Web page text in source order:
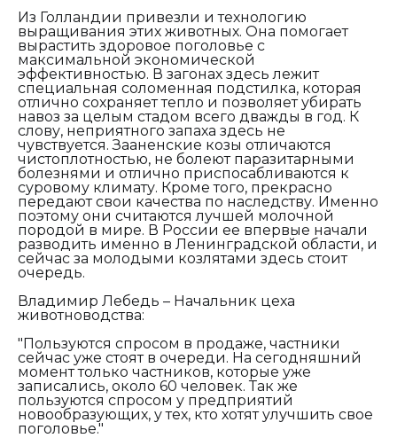
Из Голландии привезли и технологию
выращивания этих животных. Она помогает
вырастить здоровое поголовье с
максимальной экономической
эффективностью. В загонах здесь лежит
специальная соломенная подстилка, которая
отлично сохраняет тепло и позволяет убирать
навоз за целым стадом всего дважды в год. К
слову, неприятного запаха здесь не
чувствуется. Зааненские козы отличаются
чистоплотностью, не болеют паразитарными
болезнями и отлично приспосабливаются к
суровому климату. Кроме того, прекрасно
передают свои качества по наследству. Именно
поэтому они считаются лучшей молочной
породой в мире. В России ее впервые начали
разводить именно в Ленинградской области, и
сейчас за молодыми козлятами здесь стоит
очередь.
Владимир Лебедь – Начальник цеха
животноводства:
"Пользуются спросом в продаже, частники
сейчас уже стоят в очереди. На сегодняшний
момент только частников, которые уже
записались, около 60 человек. Так же
пользуются спросом у предприятий
новообразующих, у тех, кто хотят улучшить свое
поголовье."